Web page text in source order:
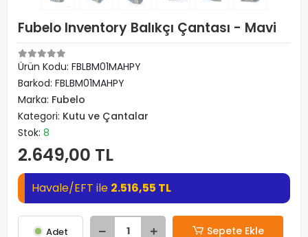
Fubelo Inventory Balıkçı Çantası - Mavi
Ürün Kodu: FBLBM01MAHPY
Barkod: FBLBM01MAHPY
Marka: Fubelo
Kategori: Kutu ve Çantalar
Stok: 8
2.649,00 TL
Havale/EFT ile 2.516,55 TL
Adet Sepete Ekle